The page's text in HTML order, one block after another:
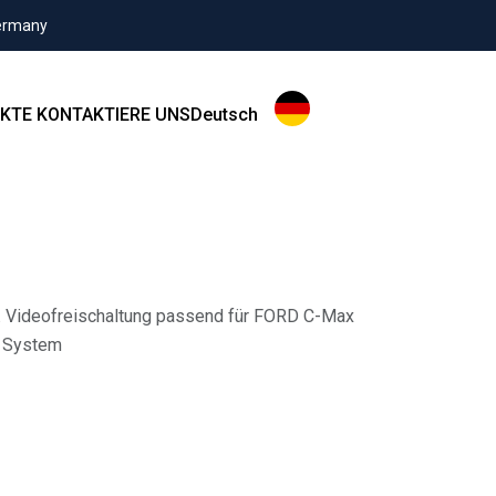
KONTAKTIERE UNSDeutsch
passend für FORD C-Max